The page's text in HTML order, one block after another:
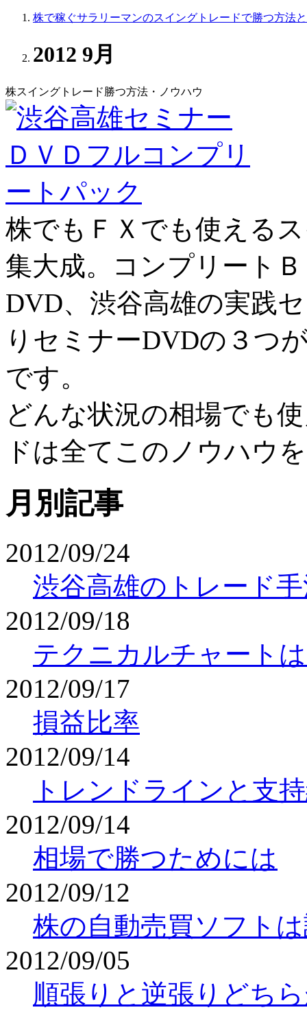
株で稼ぐサラリーマンのスイングトレードで勝つ方法
2012 9月
株スイングトレード勝つ方法・ノウハウ
株でもＦＸでも使える
集大成。コンプリート
DVD、渋谷高雄の実践
りセミナーDVDの３つ
です。
どんな状況の相場でも
ドは全てこのノウハウ
月別記事
2012/09/24
渋谷高雄のトレード
2012/09/18
テクニカルチャート
2012/09/17
損益比率
2012/09/14
トレンドラインと支
2012/09/14
相場で勝つためには
2012/09/12
株の自動売買ソフト
2012/09/05
順張りと逆張りどち